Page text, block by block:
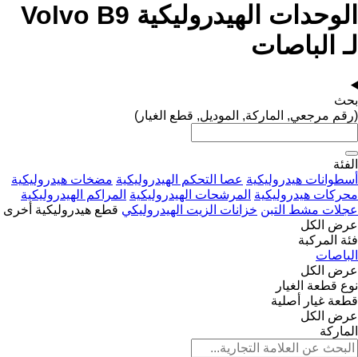
الوحدات الهيدروليكية Volvo B9
لـ الباصات
بحث
(رقم مرجعي, الماركة, الموديل, قطع الغيار)
الفئة
أسطوانات هيدروليكية عصا التحكم الهيدروليكية مضخات هيدروليكية
محركات هيدروليكية المرشحات الهيدروليكية المراكم الهيدروليكية
عجلات مشط التبن خزانات الزيت الهيدروليكي قطع هيدروليكية أخرى
عرض الكل
فئة المركبة
الباصات
عرض الكل
نوع قطعة الغيار
قطعة غيار أصلية
عرض الكل
الماركة